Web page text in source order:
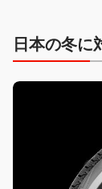
日本の冬に